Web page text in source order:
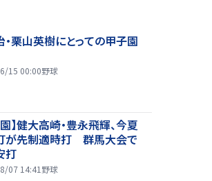
・栗山英樹にとっての甲子園
15 00:00野球
】健大高崎・豊永飛輝、今夏
が先制適時打 群馬大会で
打
07 14:41 野球